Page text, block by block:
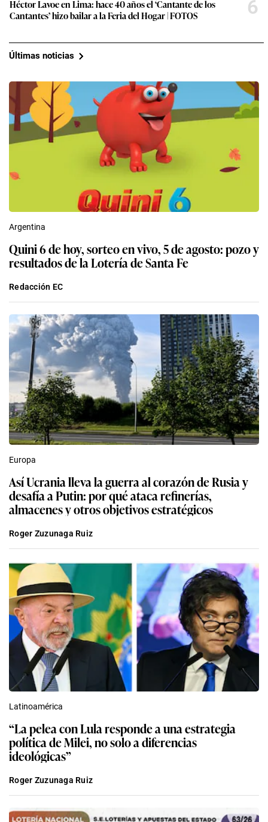
Héctor Lavoe en Lima: hace 40 años el ‘Cantante de los
Cantantes’ hizo bailar a la Feria del Hogar | FOTOS
6
Últimas noticias
Argentina
Quini 6 de hoy, sorteo en vivo, 5 de agosto: pozo y
resultados de la Lotería de Santa Fe
Redacción EC
Europa
Así Ucrania lleva la guerra al corazón de Rusia y
desafía a Putin: por qué ataca refinerías,
almacenes y otros objetivos estratégicos
Roger Zuzunaga Ruiz
Latinoamérica
“La pelea con Lula responde a una estrategia
política de Milei, no solo a diferencias
ideológicas”
Roger Zuzunaga Ruiz